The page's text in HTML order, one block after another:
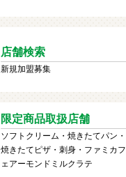
店舗検索
新規加盟募集
限定商品取扱店舗
ソフトクリーム・焼きたてパン・
焼きたてピザ・刺身・ファミカフ
ェアーモンドミルクラテ